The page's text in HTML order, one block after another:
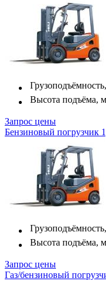
Высота подъёма,
Запрос цены
Бензиновый погрузчик
Высота подъёма,
Запрос цены
Газ/бензиновый